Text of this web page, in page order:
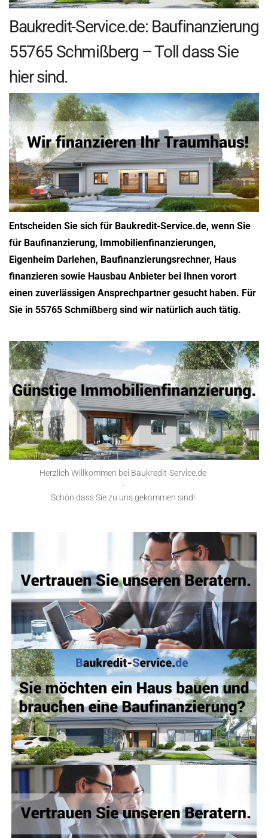
Baukredit-Service.de: Baufinanzierung
55765 Schmißberg – Toll dass Sie
hier sind.
Entscheiden Sie sich für Baukredit-Service.de, wenn Sie
für Baufinanzierung, Immobilienfinanzierungen,
Eigenheim Darlehen, Baufinanzierungsrechner, Haus
finanzieren sowie Hausbau Anbieter bei Ihnen vorort
einen zuverlässigen Ansprechpartner gesucht haben. Für
Sie in 55765 Schmißberg sind wir natürlich auch tätig.
Herzlich Willkommen bei Baukredit-Service.de
-
Schön dass Sie zu uns gekommen sind!